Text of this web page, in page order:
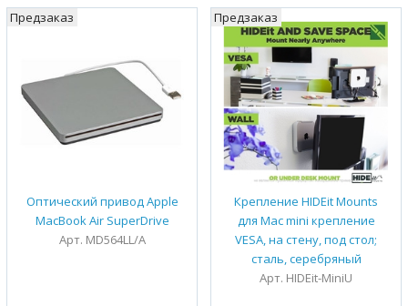
Оптический привод Apple
MacBook Air SuperDrive
Арт. MD564LL/A
Предзаказ
Крепление HIDEit Mounts
для Mac mini крепление
VESA, на стену, под стол;
сталь, серебряный
Арт. HIDEit-MiniU
Предзаказ